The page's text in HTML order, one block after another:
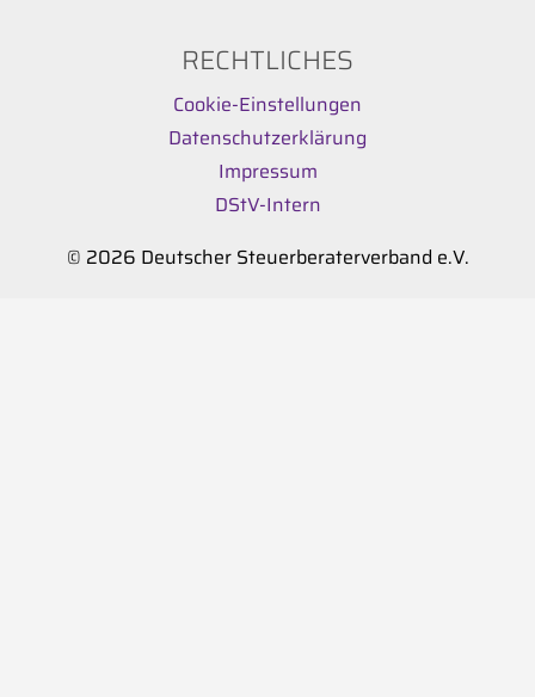
RECHTLICHES
Cookie-Einstellungen
Datenschutzerklärung
Impressum
DStV-Intern
© 2026 Deutscher Steuerberaterverband e.V.